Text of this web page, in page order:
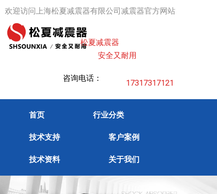
跳
欢迎访问上海松夏减震器有限公司减震器官方网站
松夏减震器
安全又耐用
咨询电话：
17317317121
首页 行业分类
技术支持 客户案例
技术资料 关于我们